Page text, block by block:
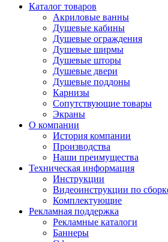
Каталог товаров
Акриловые ванны
Душевые кабины
Душевые ограждения
Душевые ширмы
Душевые шторы
Душевые двери
Душевые поддоны
Карнизы
Сопутствующие товары
Экраны
О компании
История компании
Производства
Наши преимущества
Техническая информация
Инструкции
Видеоинструкции по
Комплектующие
Рекламная поддержка
Рекламные каталоги
Баннеры